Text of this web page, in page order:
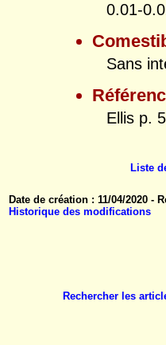
0.01-
Sans
Ellis p.
Liste
Date de création : 11/04/2020 -
Historique des modifications
Rechercher les